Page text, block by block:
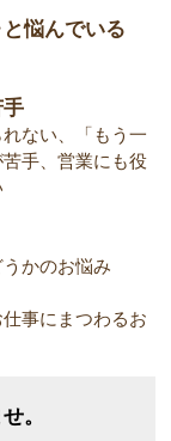
悩んでいる
ない、「もう一
手、営業にも役
かのお悩み
事にまつわるお
。